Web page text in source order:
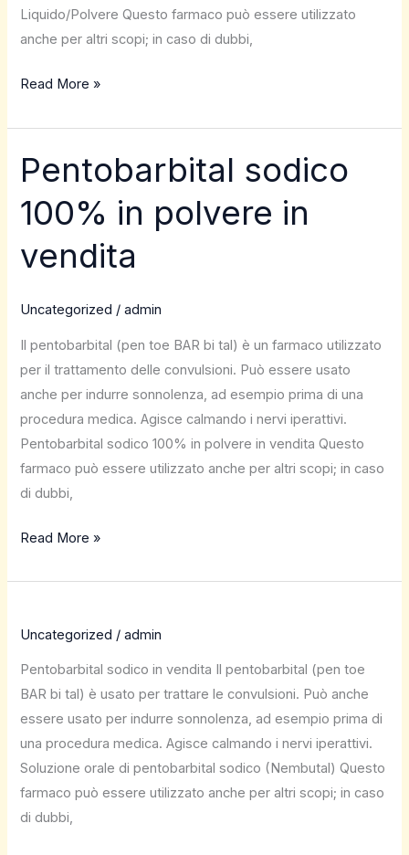
Liquido/Polvere Questo farmaco può essere utilizzato
anche per altri scopi; in caso di dubbi,
Read More »
Pentobarbital sodico
100% in polvere in
vendita
Uncategorized /admin
Il pentobarbital (pen toe BAR bi tal) è un farmaco utilizzato
per il trattamento delle convulsioni. Può essere usato
anche per indurre sonnolenza, ad esempio prima di una
procedura medica. Agisce calmando i nervi iperattivi.
Pentobarbital sodico 100% in polvere in vendita Questo
farmaco può essere utilizzato anche per altri scopi; in caso
di dubbi,
Pentobarbital
sodico
100%
polvere
vendita
Read More »
Uncategorized /admin
Pentobarbital sodico in vendita Il pentobarbital (pen toe
BAR bi tal) è usato per trattare le convulsioni. Può anche
essere usato per indurre sonnolenza, ad esempio prima di
una procedura medica. Agisce calmando i nervi iperattivi.
Soluzione orale di pentobarbital sodico (Nembutal) Questo
farmaco può essere utilizzato anche per altri scopi; in caso
di dubbi,